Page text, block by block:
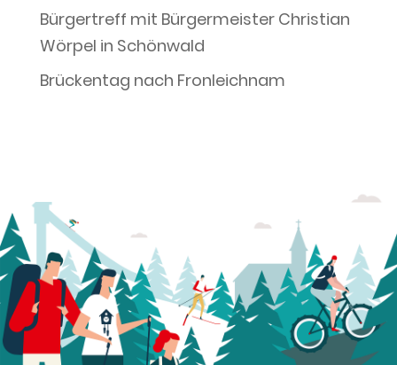
Bürgertreff mit Bürgermeister Christian
Wörpel in Schönwald
Brückentag nach Fronleichnam